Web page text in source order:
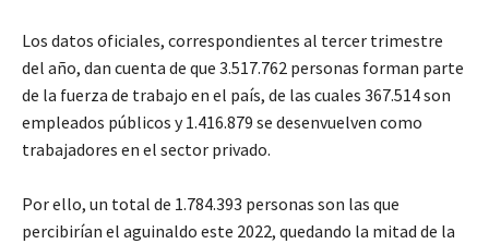
Los datos oficiales, correspondientes al tercer trimestre
del año, dan cuenta de que 3.517.762 personas forman parte
de la fuerza de trabajo en el país, de las cuales 367.514 son
empleados públicos y 1.416.879 se desenvuelven como
trabajadores en el sector privado.
Por ello, un total de 1.784.393 personas son las que
percibirían el aguinaldo este 2022, quedando la mitad de la